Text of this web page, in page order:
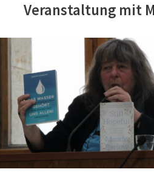
Veranstaltung mit